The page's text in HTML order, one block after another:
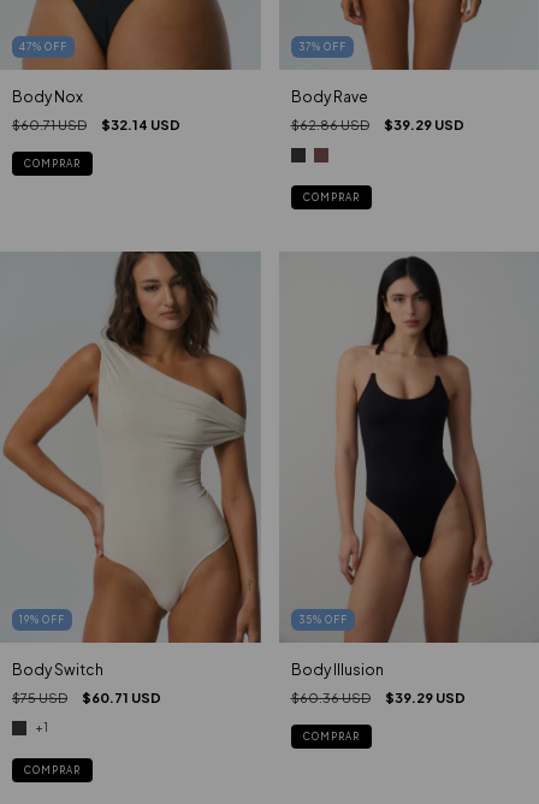
47% OFF
Body Nox
$60.71 USD $32.14 USD
COMPRAR
37% OFF
Body Rave
$62.86 USD $39.29 USD
COMPRAR
19% OFF
Body Switch
$75 USD $60.71 USD
+1
COMPRAR
35% OFF
Body Illusion
$60.36 USD $39.29 USD
COMPRAR